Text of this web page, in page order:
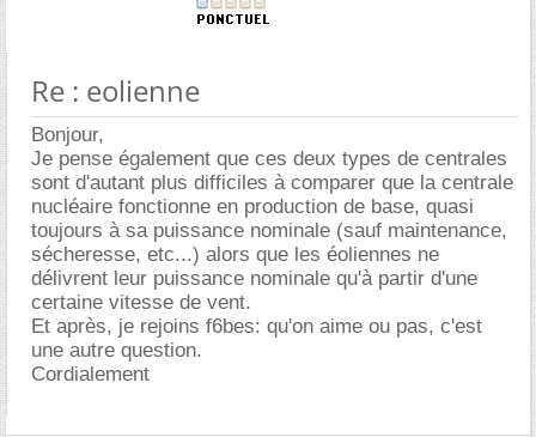
Re : eolienne
Bonjour,
Je pense également que ces deux types de centrales
sont d'autant plus difficiles à comparer que la centrale
nucléaire fonctionne en production de base, quasi
toujours à sa puissance nominale (sauf maintenance,
sécheresse, etc...) alors que les éoliennes ne
délivrent leur puissance nominale qu'à partir d'une
certaine vitesse de vent.
Et après, je rejoins f6bes: qu'on aime ou pas, c'est
une autre question.
Cordialement